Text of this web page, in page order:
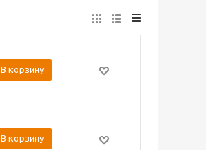
В корзину
В корзину